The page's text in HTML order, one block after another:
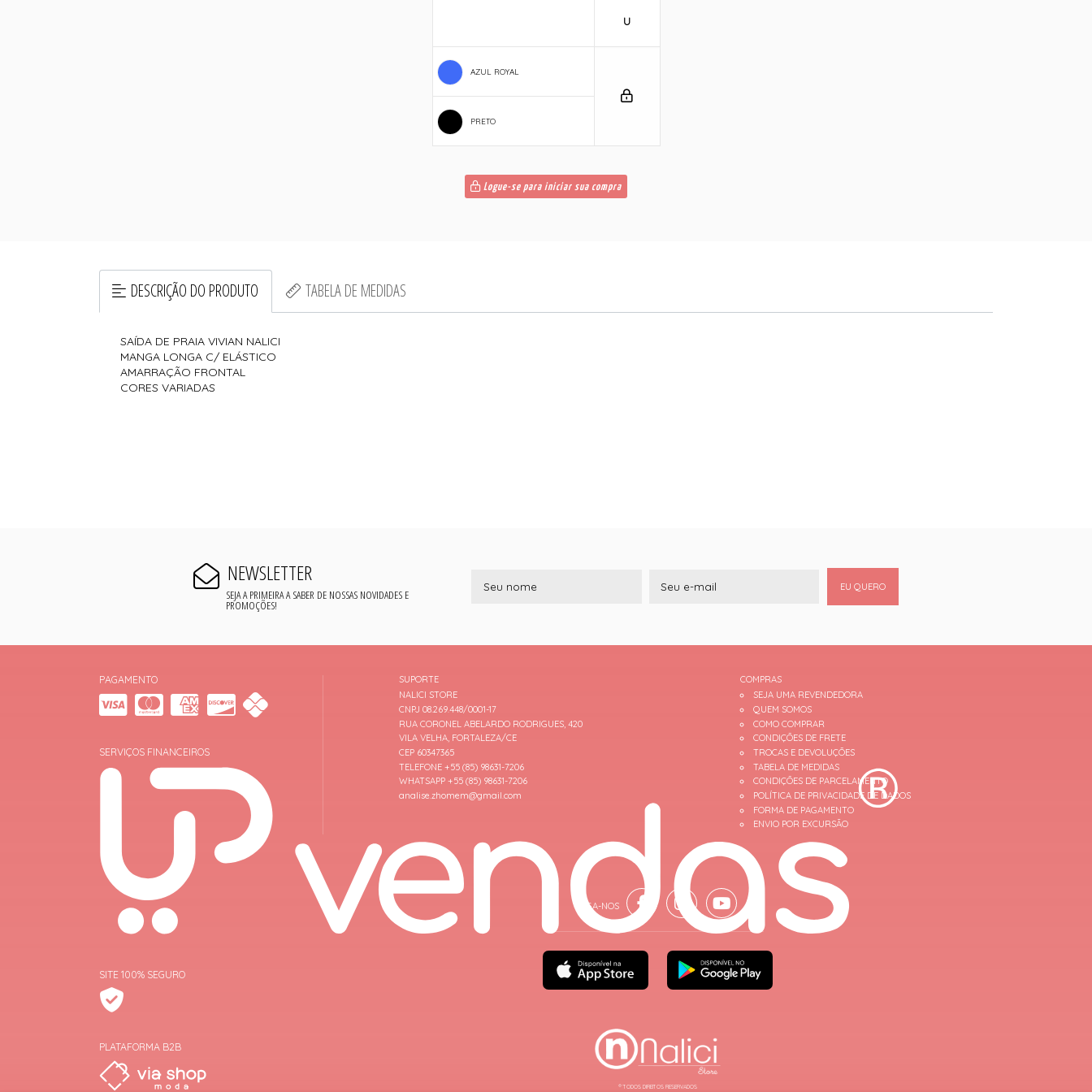
AZUL ROYAL
PRETO
U
Logue-se para iniciar sua compra
DESCRIÇÃO DO PRODUTO TABELA DE MEDIDAS
SAÍDA DE PRAIA VIVIAN NALICI
MANGA LONGA C/ ELÁSTICO
AMARRAÇÃO FRONTAL
CORES VARIADAS
NEWSLETTER
SEJA A PRIMEIRA A SABER DE NOSSAS NOVIDADES E
PROMOÇÕES!
EU QUERO
PAGAMENTO
SERVIÇOS FINANCEIROS
SITE 100% SEGURO
PLATAFORMA B2B
SUPORTE
NALICI STORE
CNPJ 08.269.448/0001-17
RUA CORONEL ABELARDO RODRIGUES, 420
VILA VELHA, FORTALEZA/CE
CEP 60347365
TELEFONE +55 (85) 98631-7206
WHATSAPP +55 (85) 98631-7206
analise.zhomem@gmail.com
COMPRAS
SEJA UMA REVENDEDORA
QUEM SOMOS
COMO COMPRAR
CONDIÇÕES DE FRETE
TROCAS E DEVOLUÇÕES
TABELA DE MEDIDAS
CONDIÇÕES DE PARCELAMENTO
POLÍTICA DE PRIVACIDADE DE DADOS
FORMA DE PAGAMENTO
ENVIO POR EXCURSÃO
® TODOS DIREITOS RESERVADOS